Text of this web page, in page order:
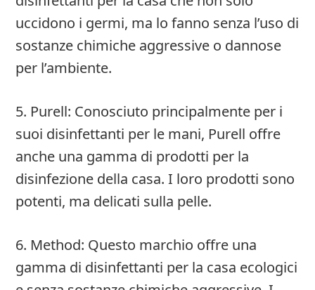
uccidono i germi, ma lo fanno senza l’uso di
sostanze chimiche aggressive o dannose
per l’ambiente.
5. Purell: Conosciuto principalmente per i
suoi disinfettanti per le mani, Purell offre
anche una gamma di prodotti per la
disinfezione della casa. I loro prodotti sono
potenti, ma delicati sulla pelle.
6. Method: Questo marchio offre una
gamma di disinfettanti per la casa ecologici